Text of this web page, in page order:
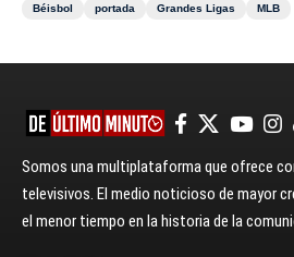
Béisbol
portada Grandes Ligas MLB
Somos una multiplataforma que ofrece
televisivos. El medio noticioso de mayor
el menor tiempo en la historia de la